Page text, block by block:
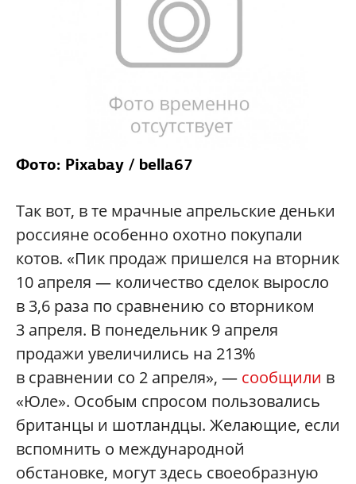
Фото: Pixabay / bella67
Так вот, в те мрачные апрельские деньки
россияне особенно охотно покупали
котов. «Пик продаж пришелся на вторник
10 апреля — количество сделок выросло
в 3,6 раза по сравнению со вторником
3 апреля. В понедельник 9 апреля
продажи увеличились на 213%
в сравнении со 2 апреля», — сообщили в
«Юле». Особым спросом пользовались
британцы и шотландцы. Желающие, если
вспомнить о международной
обстановке, могут здесь своеобразную